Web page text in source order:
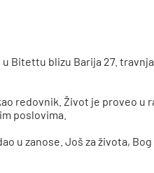
Bitettu blizu Barija 27. travnja
redovnik. Život je proveo u
poslovima.
u zanose. Još za života, Bog